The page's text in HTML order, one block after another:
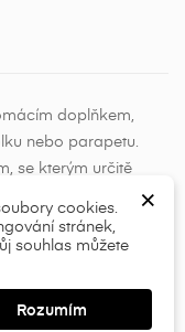
doplňkem,
nebo parapetu.
se kterým určitě
přímo v Indonésii,
socha dodá
×
×
seznam přání
×
uložit do
Přihlásit se
×
cookies.
stránek,
souhlas můžete
Rozumím